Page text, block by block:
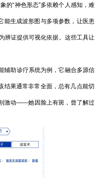
的“神色形态”多依赖个人感知，难
能生成波形图与多项参数，让医患
辨证提供可视化依据。这些工具让
辅助诊疗系统为例，它融合多源信
结果通常非常全面，总有几点能切
激动——她因脸上有斑，曾了解过